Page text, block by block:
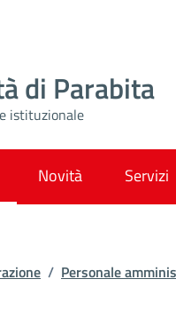
di Parabita
istituzionale
Novità Servizi
/ Personale